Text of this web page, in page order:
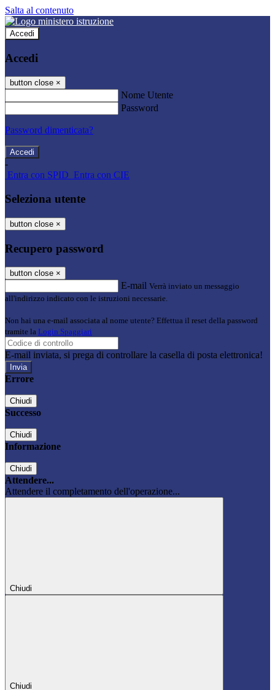
Salta al contenuto
Accedi
Accedi
button close ×
Nome Utente
Password
Password dimenticata?
-
Entra con SPID Entra con CIE
Seleziona utente
button close ×
Recupero password
button close ×
E-mail Verrà inviato un messaggio
all'indirizzo indicato con le istruzioni necessarie.
Non hai una e-mail associata al nome utente? Effettua il reset della password
tramite la Login Spaggiari
E-mail inviata, si prega di controllare la casella di posta elettronica!
Errore
Chiudi
Successo
Chiudi
Informazione
Chiudi
Attendere...
Attendere il completamento dell'operazione...
Chiudi
Chiudi